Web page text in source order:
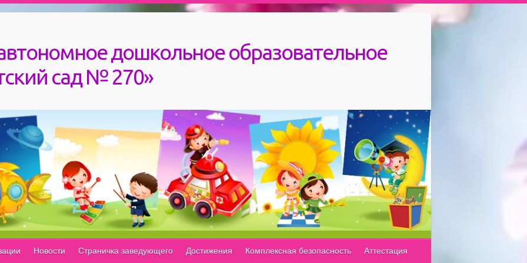
дошкольное образовательное
сад № 270»
Новости Страничка заведующего Достижения Комплексная безопасность Аттестация